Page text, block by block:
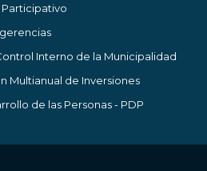
Interno de la Municipalidad
Multianual de Inversiones
de las Personas - PDP